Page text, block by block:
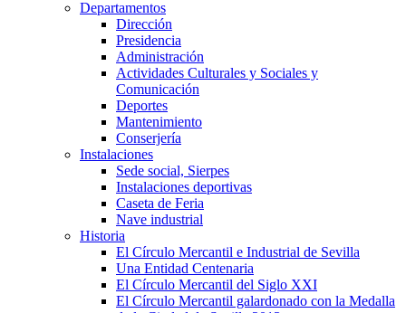
Departamentos
Dirección
Presidencia
Administración
Actividades Culturales y Sociales y
Comunicación
Deportes
Mantenimiento
Conserjería
Instalaciones
Sede social, Sierpes
Instalaciones deportivas
Caseta de Feria
Nave industrial
Historia
El Círculo Mercantil e Industrial de Sevilla
Una Entidad Centenaria
El Círculo Mercantil del Siglo XXI
El Círculo Mercantil galardonado con la Medalla